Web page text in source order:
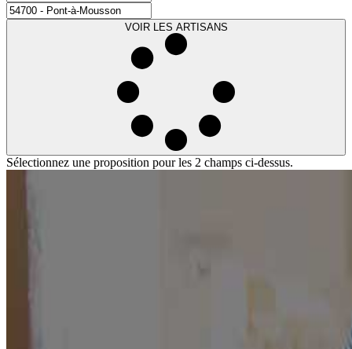
Sélectionnez une proposition pour les 2 champs ci-dessus.